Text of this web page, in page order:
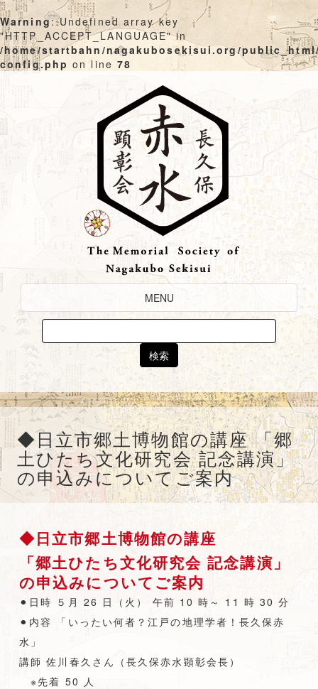
Warning: Undefined array key
"HTTP_ACCEPT_LANGUAGE" in
/home/startbahn/nagakubosekisui.org/
config.php on line 78
content
Toggle
Navigation
MENU
Search
for:
◆日立市郷土博物館の講座 「郷
土ひたち文化研究会 記念講演」
の申込みについてご案内
◆日立市郷土博物館の講座
「郷土ひたち文化研究会 記念講演」
の申込みについてご案内
⚫︎ 日時 ５月 26 日（火） 午前 10 時～ 11 時 30 分
⚫︎ 内容 「いったい何者？江戸の地理学者！長久保赤
水」
講師 佐川春久さん（長久保赤水顕彰会長）
※先着 50 人